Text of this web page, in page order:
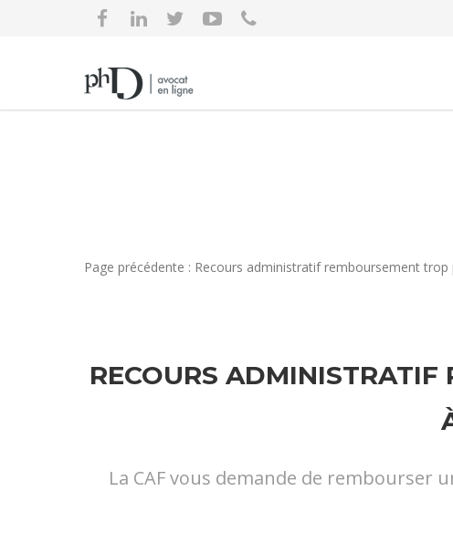
Page précédente : Recours administratif remboursement
RECOURS ADMINISTRATIF
La CAF vous demande de rembourser